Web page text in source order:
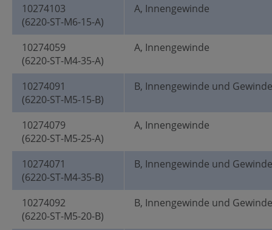
10274103
(6220-ST-M6-15-A)
A, Innengewinde
10274059
(6220-ST-M4-35-A)
A, Innengewinde
10274091
(6220-ST-M5-15-B)
B, Innengewinde und
10274079
(6220-ST-M5-25-A)
A, Innengewinde
10274071
(6220-ST-M4-35-B)
B, Innengewinde und
10274092
(6220-ST-M5-20-B)
B, Innengewinde und